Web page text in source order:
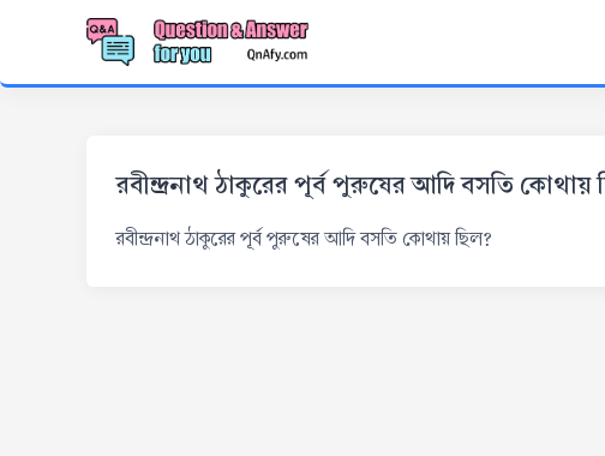
রবীন্দ্রনাথ ঠাকুরের পূর্ব পুরুষের আদি বসতি কোথায়
রবীন্দ্রনাথ ঠাকুরের পূর্ব পুরুষের আদি বসতি কোথায় ছিল?